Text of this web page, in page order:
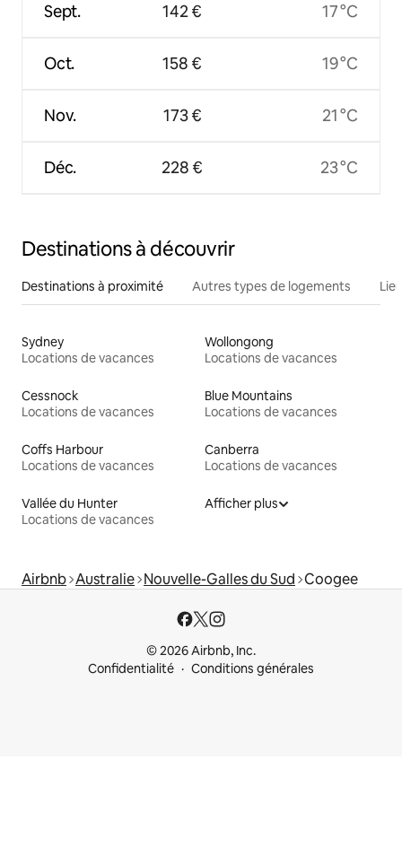
Sept.
Oct.
Nov.
Déc.
142 €
158 €
173 €
228 €
17 °C
19 °C
21 °C
23 °C
Destinations à découvrir
Destinations à proximité Autres types de logements
Sydney
Locations de vacances
Wollongong
Locations de vacances
Cessnock
Locations de vacances
Blue Mountains
Locations de vacances
Coffs Harbour
Locations de vacances
Canberra
Locations de vacances
Vallée du Hunter
Locations de vacances
Afficher plus
Airbnb Australie Nouvelle-Galles du Sud Coogee
© 2026 Airbnb, Inc.
Confidentialité
Conditions générales